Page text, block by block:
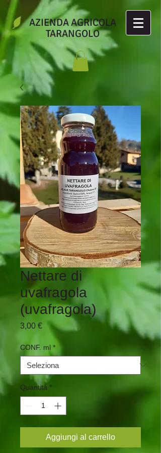
AZIENDA AGRICOLA
TARANGOLO
Nettare di
uvafragola
(uvafragola)
3,00 €Prezzo
CONF. ml *
Quantità *
Aggiungi al carrello